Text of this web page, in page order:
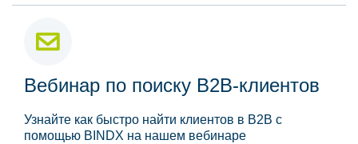
Вебинар по поиску B2B-клиентов
Узнайте как быстро найти клиентов в B2B с
помощью BINDX на нашем вебинаре